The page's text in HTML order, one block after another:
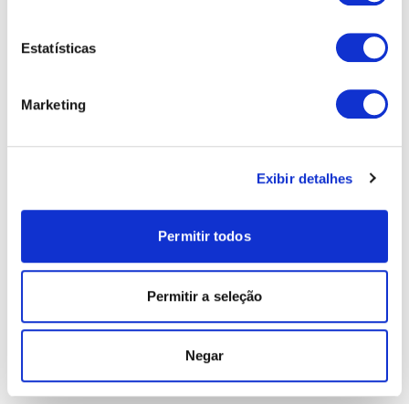
Estatísticas
Marketing
Exibir detalhes
Permitir todos
Permitir a seleção
Negar